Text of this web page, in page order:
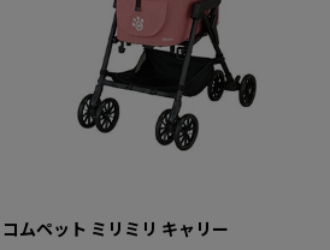
コムペット ミリミリ キャリー